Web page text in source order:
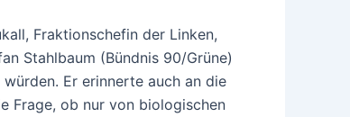
Fraktionschefin der Linken,
Stahlbaum (Bündnis 90/Grüne)
Er erinnerte auch an die
Frage, ob nur von biologischen